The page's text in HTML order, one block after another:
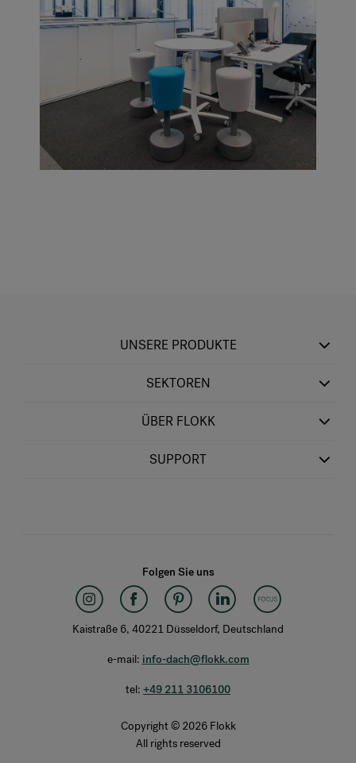
UNSERE PRODUKTE
SEKTOREN
ÜBER FLOKK
SUPPORT
Folgen Sie uns
Kaistraße 6, 40221 Düsseldorf, Deutschland
e-mail: info-dach@flokk.com
tel: +49 211 3106100
Copyright © 2026 Flokk
All rights reserved